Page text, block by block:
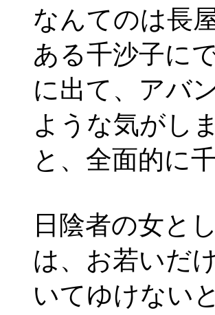
なんてのは長
ある千沙子に
に出て、アバ
ような気がし
と、全面的に
日陰者の女と
は、お若いだ
いてゆけない